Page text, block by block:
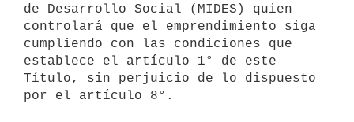
de Desarrollo Social (MIDES) quien
controlará que el emprendimiento siga
cumpliendo con las condiciones que
establece el artículo 1° de este
Título, sin perjuicio de lo dispuesto
por el artículo 8°.